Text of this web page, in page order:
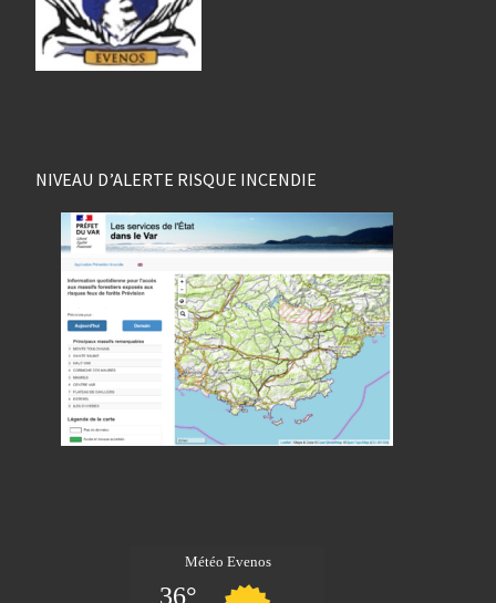
NIVEAU D’ALERTE RISQUE INCENDIE